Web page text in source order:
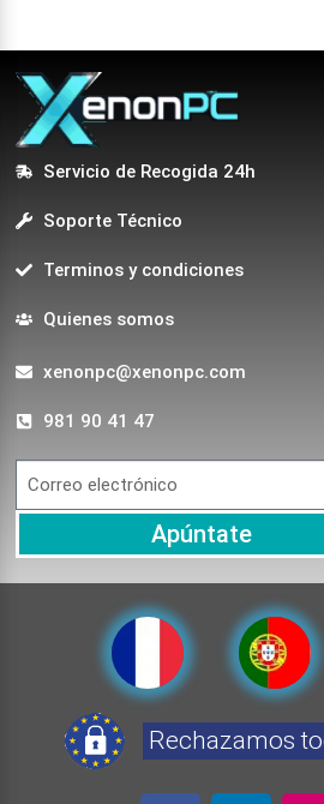
Servicio de Recogida 24h
Soporte Técnico
Terminos y condiciones
Quienes somos
xenonpc@xenonpc.com
981 90 41 47
Apúntate
Rechazamos